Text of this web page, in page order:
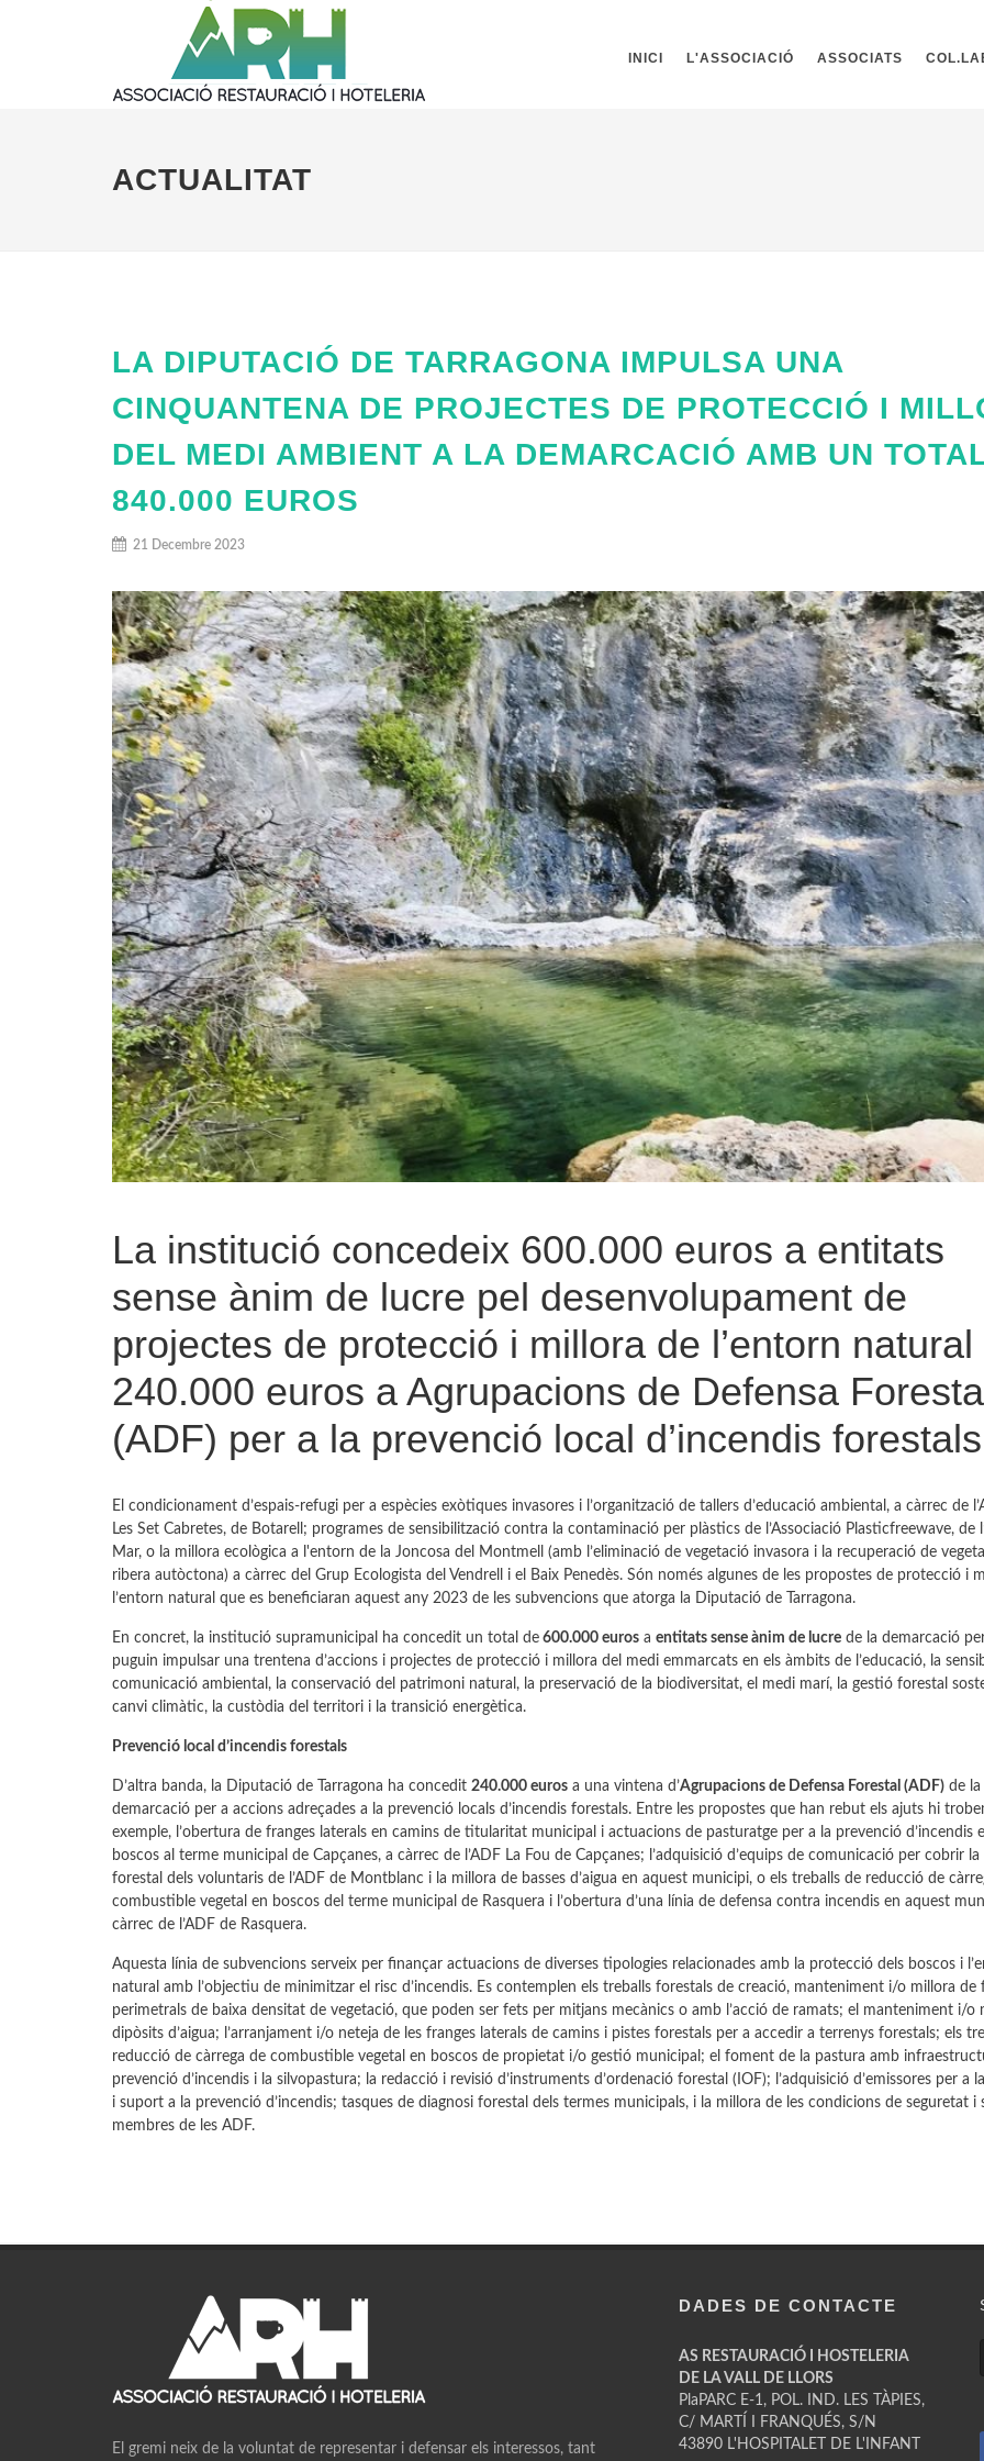
INICI L'ASSOCIACIÓ ASSOCIATS
ACTUALITAT
LA DIPUTACIÓ DE TARRAGONA IMPULSA UNA
CINQUANTENA DE PROJECTES DE PROTECCIÓ I
DEL MEDI AMBIENT A LA DEMARCACIÓ AMB UN
840.000 EUROS
21 Decembre 2023
La institució concedeix 600.000 euros a entitats
sense ànim de lucre pel desenvolupament de
projectes de protecció i millora de l’entorn natural
240.000 euros a Agrupacions de Defensa
(ADF) per a la prevenció local d’incendis forestals
El condicionament d’espais-refugi per a espècies exòtiques invasores i l’organització de tallers d’educació ambiental, a càrrec de
Les Set Cabretes, de Botarell; programes de sensibilització contra la contaminació per plàstics de l’Associació Plasticfreewave, de
Mar, o la millora ecològica a l'entorn de la Joncosa del Montmell (amb l’eliminació de vegetació invasora i la recuperació de
ribera autòctona) a càrrec del Grup Ecologista del Vendrell i el Baix Penedès. Són només algunes de les propostes de protecció i
l’entorn natural que es beneficiaran aquest any 2023 de les subvencions que atorga la Diputació de Tarragona.
En concret, la institució supramunicipal ha concedit un total de 600.000 euros a entitats sense ànim de lucre de la demarcació
puguin impulsar una trentena d’accions i projectes de protecció i millora del medi emmarcats en els àmbits de l’educació, la
comunicació ambiental, la conservació del patrimoni natural, la preservació de la biodiversitat, el medi marí, la gestió forestal
canvi climàtic, la custòdia del territori i la transició energètica.
Prevenció local d’incendis forestals
D’altra banda, la Diputació de Tarragona ha concedit 240.000 euros a una vintena d’Agrupacions de Defensa Forestal (ADF) de la
demarcació per a accions adreçades a la prevenció locals d’incendis forestals. Entre les propostes que han rebut els ajuts hi
exemple, l’obertura de franges laterals en camins de titularitat municipal i actuacions de pasturatge per a la prevenció d’incendis
boscos al terme municipal de Capçanes, a càrrec de l’ADF La Fou de Capçanes; l’adquisició d’equips de comunicació per cobrir la
forestal dels voluntaris de l’ADF de Montblanc i la millora de basses d’aigua en aquest municipi, o els treballs de reducció de
combustible vegetal en boscos del terme municipal de Rasquera i l’obertura d’una línia de defensa contra incendis en aquest
càrrec de l’ADF de Rasquera.
Aquesta línia de subvencions serveix per finançar actuacions de diverses tipologies relacionades amb la protecció dels boscos i
natural amb l’objectiu de minimitzar el risc d’incendis. Es contemplen els treballs forestals de creació, manteniment i/o millora de
perimetrals de baixa densitat de vegetació, que poden ser fets per mitjans mecànics o amb l’acció de ramats; el manteniment i/o
dipòsits d’aigua; l’arranjament i/o neteja de les franges laterals de camins i pistes forestals per a accedir a terrenys forestals; els
reducció de càrrega de combustible vegetal en boscos de propietat i/o gestió municipal; el foment de la pastura amb
prevenció d’incendis i la silvopastura; la redacció i revisió d’instruments d’ordenació forestal (IOF); l’adquisició d’emissores per a
i suport a la prevenció d’incendis; tasques de diagnosi forestal dels termes municipals, i la millora de les condicions de seguretat i
membres de les ADF.
El gremi neix de la voluntat de representar i defensar els interessos, tant
DADES DE CONTACTE
AS RESTAURACIÓ I HOSTELERIA
DE LA VALL DE LLORS
PlaPARC E-1, POL. IND. LES TÀPIES,
C/ MARTÍ I FRANQUÉS, S/N
43890 L'HOSPITALET DE L'INFANT